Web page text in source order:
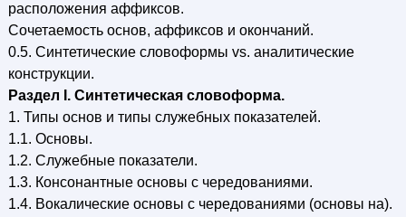
расположения аффиксов.
Сочетаемость основ, аффиксов и окончаний.
0.5. Синтетические словоформы vs. аналитические
конструкции.
Раздел I. Синтетическая словоформа.
1. Типы основ и типы служебных показателей.
1.1. Основы.
1.2. Служебные показатели.
1.3. Консонантные основы с чередованиями.
1.4. Вокалические основы с чередованиями (основы на).